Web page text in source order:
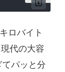
ロバイト
代の大容
パッと分